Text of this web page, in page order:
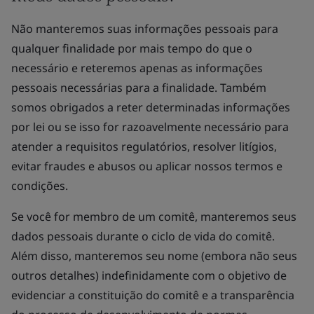
Não manteremos suas informações pessoais para
qualquer finalidade por mais tempo do que o
necessário e reteremos apenas as informações
pessoais necessárias para a finalidade. Também
somos obrigados a reter determinadas informações
por lei ou se isso for razoavelmente necessário para
atender a requisitos regulatórios, resolver litígios,
evitar fraudes e abusos ou aplicar nossos termos e
condições.
Se você for membro de um comitê, manteremos seus
dados pessoais durante o ciclo de vida do comitê.
Além disso, manteremos seu nome (embora não seus
outros detalhes) indefinidamente com o objetivo de
evidenciar a constituição do comitê e a transparência